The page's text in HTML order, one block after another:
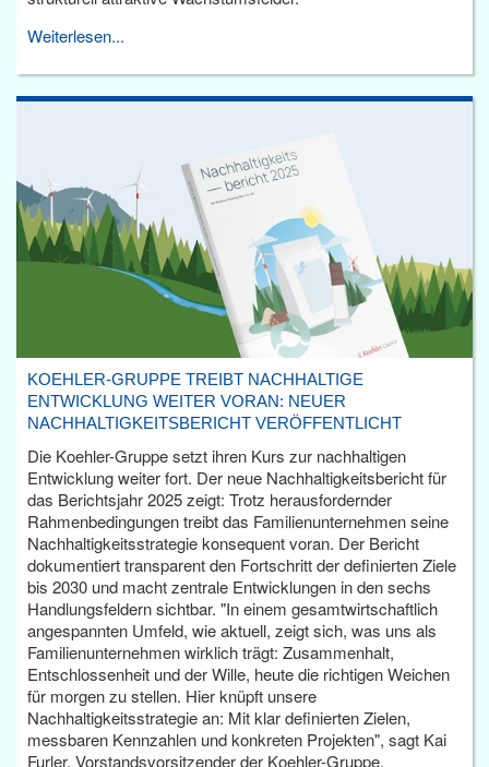
Weiterlesen...
KOEHLER-GRUPPE TREIBT NACHHALTIGE
ENTWICKLUNG WEITER VORAN: NEUER
NACHHALTIGKEITSBERICHT VERÖFFENTLICHT
Die Koehler-Gruppe setzt ihren Kurs zur nachhaltigen
Entwicklung weiter fort. Der neue Nachhaltigkeitsbericht für
das Berichtsjahr 2025 zeigt: Trotz herausfordernder
Rahmenbedingungen treibt das Familienunternehmen seine
Nachhaltigkeitsstrategie konsequent voran. Der Bericht
dokumentiert transparent den Fortschritt der definierten Ziele
bis 2030 und macht zentrale Entwicklungen in den sechs
Handlungsfeldern sichtbar. "In einem gesamtwirtschaftlich
angespannten Umfeld, wie aktuell, zeigt sich, was uns als
Familienunternehmen wirklich trägt: Zusammenhalt,
Entschlossenheit und der Wille, heute die richtigen Weichen
für morgen zu stellen. Hier knüpft unsere
Nachhaltigkeitsstrategie an: Mit klar definierten Zielen,
messbaren Kennzahlen und konkreten Projekten", sagt Kai
Furler, Vorstandsvorsitzender der Koehler-Gruppe.